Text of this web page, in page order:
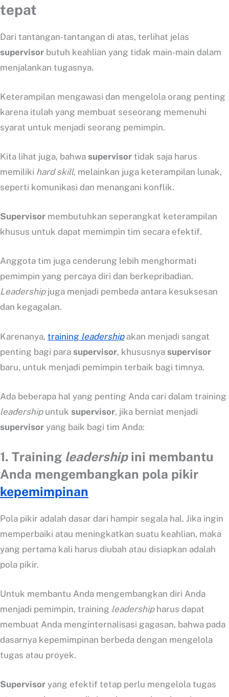
tepat
Dari tantangan-tantangan di atas, terlihat jelas
supervisor butuh keahlian yang tidak main-main dalam
menjalankan tugasnya.
Keterampilan mengawasi dan mengelola orang penting
karena itulah yang membuat seseorang memenuhi
syarat untuk menjadi seorang pemimpin.
Kita lihat juga, bahwa supervisor tidak saja harus
memiliki hard skill, melainkan juga keterampilan lunak,
seperti komunikasi dan menangani konflik.
Supervisor membutuhkan seperangkat keterampilan
khusus untuk dapat memimpin tim secara efektif.
Anggota tim juga cenderung lebih menghormati
pemimpin yang percaya diri dan berkepribadian.
Leadershipjuga menjadi pembeda antara kesuksesan
dan kegagalan.
Karenanya, training leadershipakan menjadi sangat
penting bagi para supervisor, khususnya supervisor
baru, untuk menjadi pemimpin terbaik bagi timnya.
Ada beberapa hal yang penting Anda cari dalam training
leadershipuntuk supervisor, jika berniat menjadi
supervisor yang baik bagi tim Anda:
1. Training leadershipini membantu
Anda mengembangkan pola pikir
kepemimpinan
Pola pikir adalah dasar dari hampir segala hal. Jika ingin
memperbaiki atau meningkatkan suatu keahlian, maka
yang pertama kali harus diubah atau disiapkan adalah
pola pikir.
Untuk membantu Anda mengembangkan diri Anda
menjadi pemimpin, training leadershipharus dapat
membuat Anda menginternalisasi gagasan, bahwa pada
dasarnya kepemimpinan berbeda dengan mengelola
tugas atau proyek.
Supervisor yang efektif tetap perlu mengelola tugas